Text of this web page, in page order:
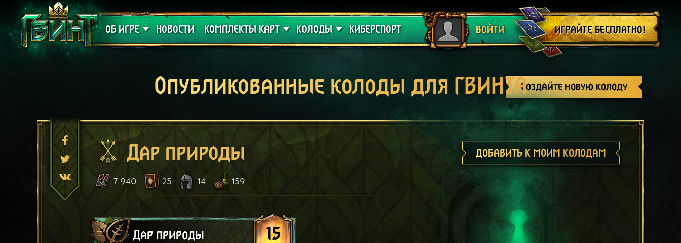
ОБ ИГРЕ
Поддержка
НОВОСТИ КОМПЛЕКТЫ КАРТ
Алое проклятие
КОЛОДЫ
Гайды
КИБЕРСПОРТ ВОЙТИ
Выйти
ИГРАЙТЕ БЕСПЛАТНО!
Создайте новую колоду
Опубликованные колоды для ГВИНТА
Дар природы ДОБАВИТЬ К МОИМ КОЛОДАМ
7 940 25 14 159
Дар природы 15